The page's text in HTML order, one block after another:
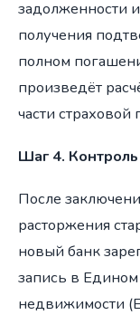
задолженности
получения
полном
произведёт
части страховой
Шаг 4.
После
расторжения
новый банк
запись в
недвижимости